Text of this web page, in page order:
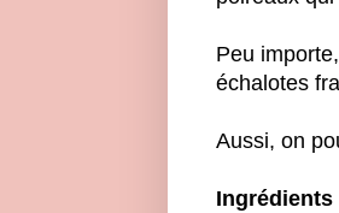
Peu
échalotes
Aussi, on
Ingrédients